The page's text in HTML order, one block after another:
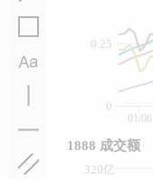
0
0.25
320亿
01/06
1888 成交额